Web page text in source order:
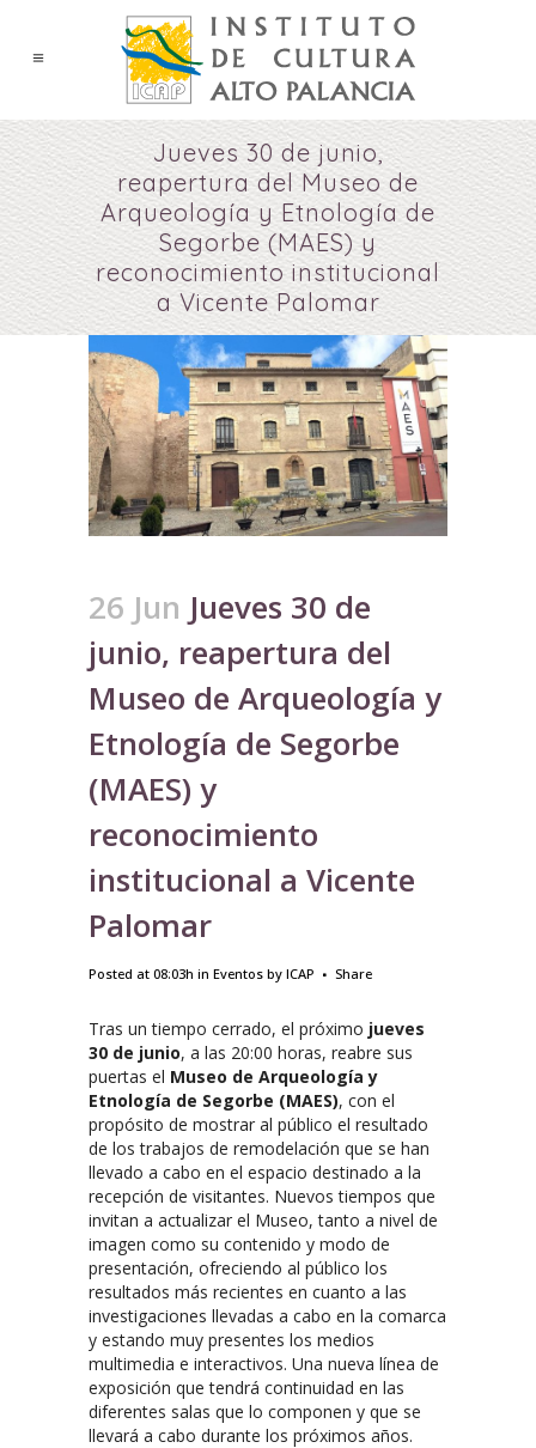
Jueves 30 de junio,
reapertura del Museo de
Arqueología y Etnología de
Segorbe (MAES) y
reconocimiento institucional
a Vicente Palomar
26 Jun Jueves 30 de
junio, reapertura del
Museo de Arqueología y
Etnología de Segorbe
(MAES) y
reconocimiento
institucional a Vicente
Palomar
Posted at 08:03h in Eventos by ICAP Share
Tras un tiempo cerrado, el próximo jueves
30 de junio, a las 20:00 horas, reabre sus
puertas el Museo de Arqueología y
Etnología de Segorbe (MAES), con el
propósito de mostrar al público el resultado
de los trabajos de remodelación que se han
llevado a cabo en el espacio destinado a la
recepción de visitantes. Nuevos tiempos que
invitan a actualizar el Museo, tanto a nivel de
imagen como su contenido y modo de
presentación, ofreciendo al público los
resultados más recientes en cuanto a las
investigaciones llevadas a cabo en la comarca
y estando muy presentes los medios
multimedia e interactivos. Una nueva línea de
exposición que tendrá continuidad en las
diferentes salas que lo componen y que se
llevará a cabo durante los próximos años.